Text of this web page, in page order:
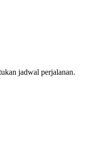
jadwal perjalanan.